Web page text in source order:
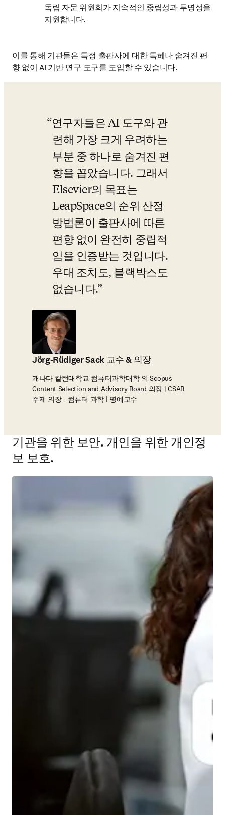
독립 자문 위원회가 지속적인 중립성과 투명성을
지원합니다.
이를 통해 기관들은 특정 출판사에 대한 특혜나 숨겨진 편
향 없이 AI 기반 연구 도구를 도입할 수 있습니다.
연구자들은 AI 도구와 관
련해 가장 크게 우려하는
부분 중 하나로 숨겨진 편
향을 꼽았습니다. 그래서
Elsevier의 목표는
LeapSpace의 순위 산정
방법론이 출판사에 따른
편향 없이 완전히 중립적
임을 인증받는 것입니다.
우대 조치도, 블랙박스도
없습니다.
Jörg-Rüdiger Sack 교수 & 의장
캐나다 칼턴대학교 컴퓨터과학대학 의 Scopus
Content Selection and Advisory Board 의장 | CSAB
주제 의장 - 컴퓨터 과학 | 명예교수
기관을 위한 보안. 개인을 위한 개인정
보 보호.